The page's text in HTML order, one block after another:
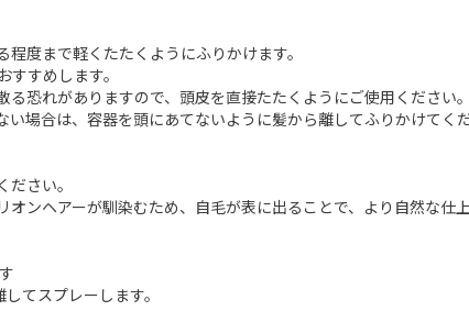
度まで軽くたたくようにふりかけます。
すめします。
恐れがありますので、頭皮を直接たたくようにご使用ください。
場合は、容器を頭にあてないように髪から離してふりかけてくだ
さい。
ンヘアーが馴染むため、自毛が表に出ることで、より自然な仕
てスプレーします。